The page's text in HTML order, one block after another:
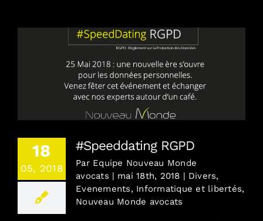
Combien / En toute transparence
Où / France, Europe, Monde
Blog
English version
#Speeddating RGPD
18
05, 2018
#Speeddating RGPD
Par Equipe Nouveau Monde
avocats | mai 18th, 2018 | Divers,
Evenements, Informatique et libertés,
Nouveau Monde avocats